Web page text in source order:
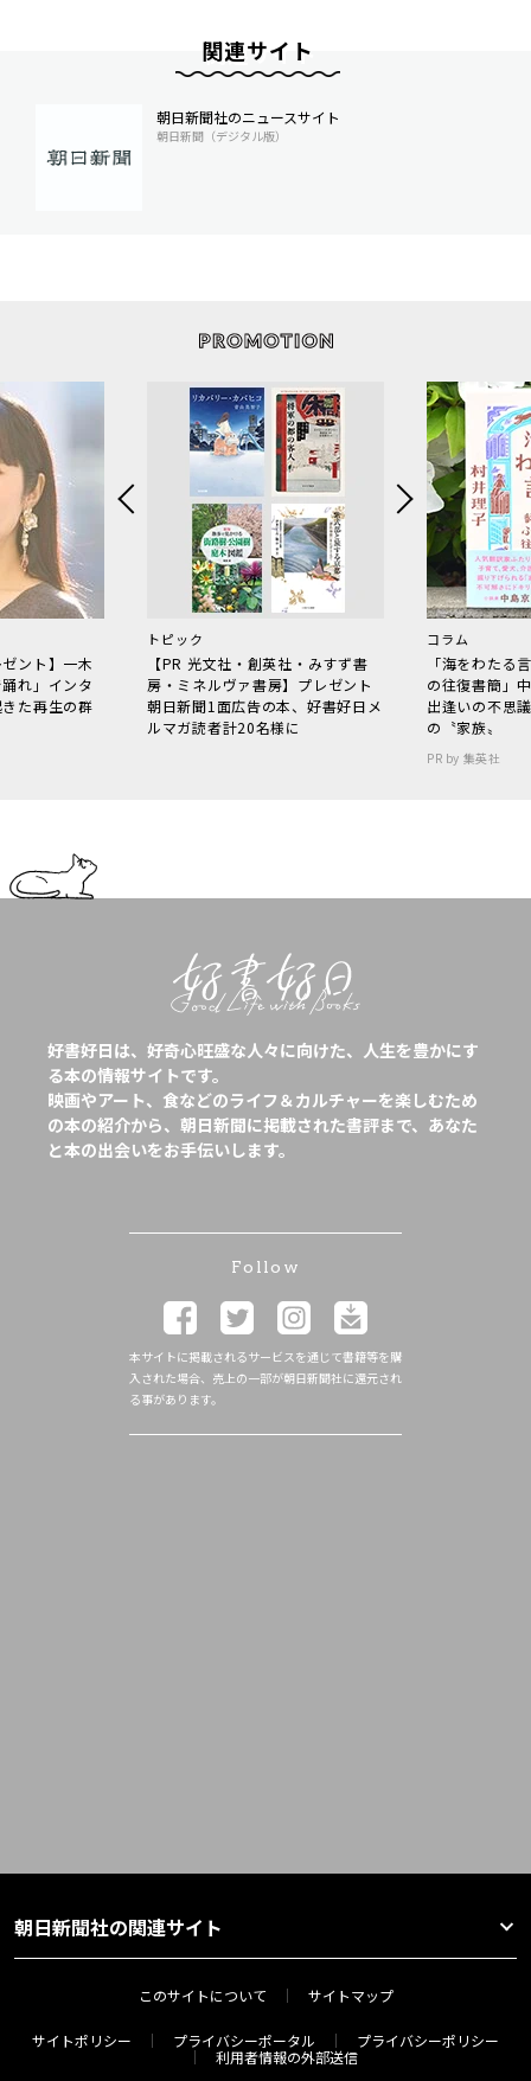
関連サイト
朝日新聞社のニュースサイト
朝日新聞（デジタル版）
ント】一木
れ」インタ
た再生の群
トピック
【PR 光文社・創英社・みすず書
房・ミネルヴァ書房】プレゼント
朝日新聞1面広告の本、好書好日メ
ルマガ読者計20名様に
コラム
「海をわた
の往復書簡」
出逢いの不思
の〝家族〟
PR by 集英社
好書好日は、好奇心旺盛な人々に向けた、人生を豊かにす
る本の情報サイトです。
映画やアート、食などのライフ＆カルチャーを楽しむため
の本の紹介から、朝日新聞に掲載された書評まで、あなた
と本の出会いをお手伝いします。
Follow
本サイトに掲載されるサービスを通じて書籍等を購
入された場合、売上の一部が朝日新聞社に還元され
る事があります。
朝日新聞社の関連サイト
このサイトについて サイトマップ
サイトポリシー プライバシーポータル
プライバシーポリシー
利用者情報の外部送信